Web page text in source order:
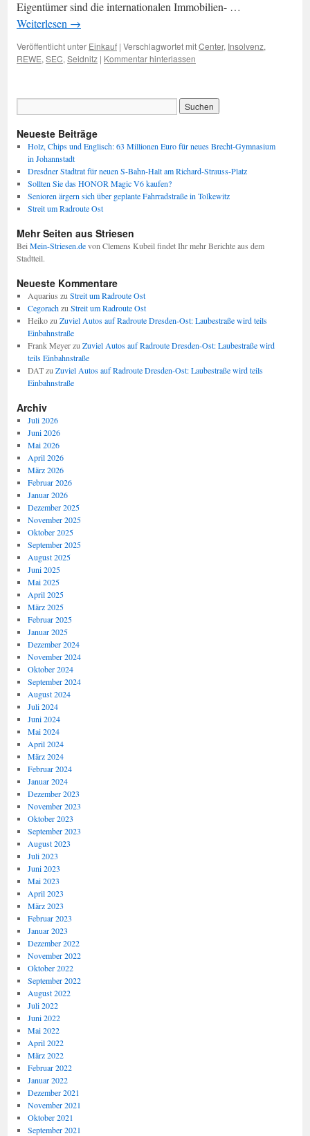
Eigentümer sind die internationalen Immobilien- …
Weiterlesen →
Veröffentlicht unter Einkauf | Verschlagwortet mitCenter, Insolvenz,
REWE, SEC, Seidnitz | Kommentar hinterlassen
Neueste Beiträge
Holz, Chips und Englisch: 63 Millionen Euro für neues Brecht-Gymnasium
in Johannstadt
Dresdner Stadtrat für neuen S-Bahn-Halt am Richard-Strauss-Platz
Sollten Sie das HONOR Magic V6 kaufen?
Senioren ärgern sich über geplante Fahrradstraße in Tolkewitz
Streit um Radroute Ost
Mehr Seiten aus Striesen
Bei Mein-Striesen.devon Clemens Kubeil findet Ihr mehr Berichte aus dem
Stadtteil.
Neueste Kommentare
Aquarius zu Streit um Radroute Ost
Cegorachzu Streit um Radroute Ost
Heikozu Zuviel Autos auf Radroute Dresden-Ost: Laubestraße wird teils
Einbahnstraße
Frank Meyerzu Zuviel Autos auf Radroute Dresden-Ost: Laubestraße wird
teils Einbahnstraße
DATzu Zuviel Autos auf Radroute Dresden-Ost: Laubestraße wird teils
Einbahnstraße
Archiv
Juli 2026
Juni 2026
Mai 2026
April 2026
März 2026
Februar 2026
Januar 2026
Dezember 2025
November 2025
Oktober 2025
September 2025
August 2025
Juni 2025
Mai 2025
April 2025
März 2025
Februar 2025
Januar 2025
Dezember 2024
November 2024
Oktober 2024
September 2024
August 2024
Juli 2024
Juni 2024
Mai 2024
April 2024
März 2024
Februar 2024
Januar 2024
Dezember 2023
November 2023
Oktober 2023
September 2023
August 2023
Juli 2023
Juni 2023
Mai 2023
April 2023
März 2023
Februar 2023
Januar 2023
Dezember 2022
November 2022
Oktober 2022
September 2022
August 2022
Juli 2022
Juni 2022
Mai 2022
April 2022
März 2022
Februar 2022
Januar 2022
Dezember 2021
November 2021
Oktober 2021
September 2021